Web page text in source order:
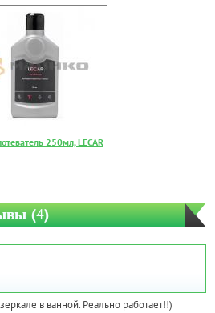
250мл, LECAR
(4)
в ванной. Реально работает!!)